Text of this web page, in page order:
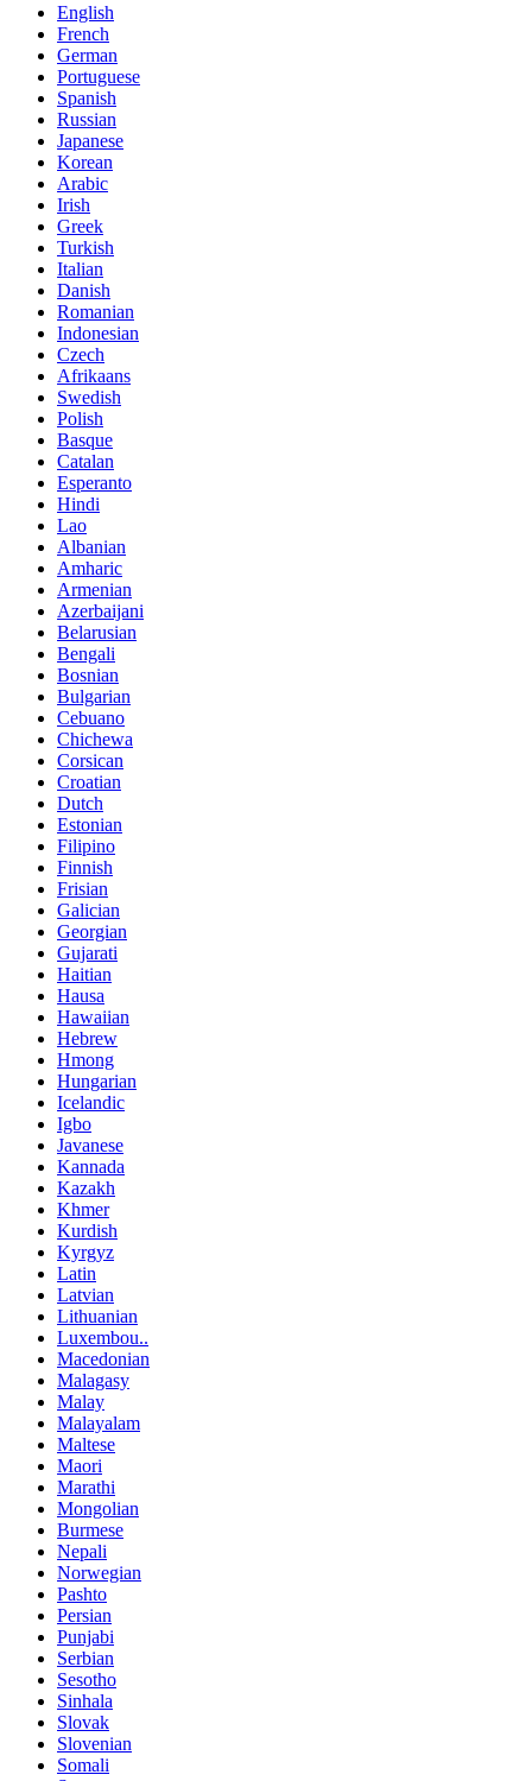
English
French
German
Portuguese
Spanish
Russian
Japanese
Korean
Arabic
Irish
Greek
Turkish
Italian
Danish
Romanian
Indonesian
Czech
Afrikaans
Swedish
Polish
Basque
Catalan
Esperanto
Hindi
Lao
Albanian
Amharic
Armenian
Azerbaijani
Belarusian
Bengali
Bosnian
Bulgarian
Cebuano
Chichewa
Corsican
Croatian
Dutch
Estonian
Filipino
Finnish
Frisian
Galician
Georgian
Gujarati
Haitian
Hausa
Hawaiian
Hebrew
Hmong
Hungarian
Icelandic
Igbo
Javanese
Kannada
Kazakh
Khmer
Kurdish
Kyrgyz
Latin
Latvian
Lithuanian
Luxembou..
Macedonian
Malagasy
Malay
Malayalam
Maltese
Maori
Marathi
Mongolian
Burmese
Nepali
Norwegian
Pashto
Persian
Punjabi
Serbian
Sesotho
Sinhala
Slovak
Slovenian
Somali